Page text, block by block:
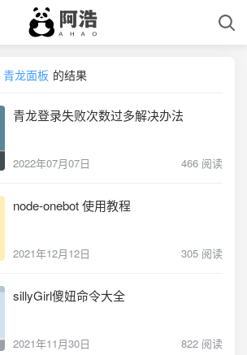
青龙面板 的结果
青龙登录失败次数过多解决办法
2022年07月07日 466 阅读
node-onebot 使用教程
2021年12月12日 305 阅读
sillyGirl傻妞命令大全
2021年11月30日 822 阅读